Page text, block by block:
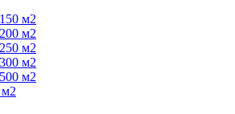
м2
м2
м2
м2
м2
м2